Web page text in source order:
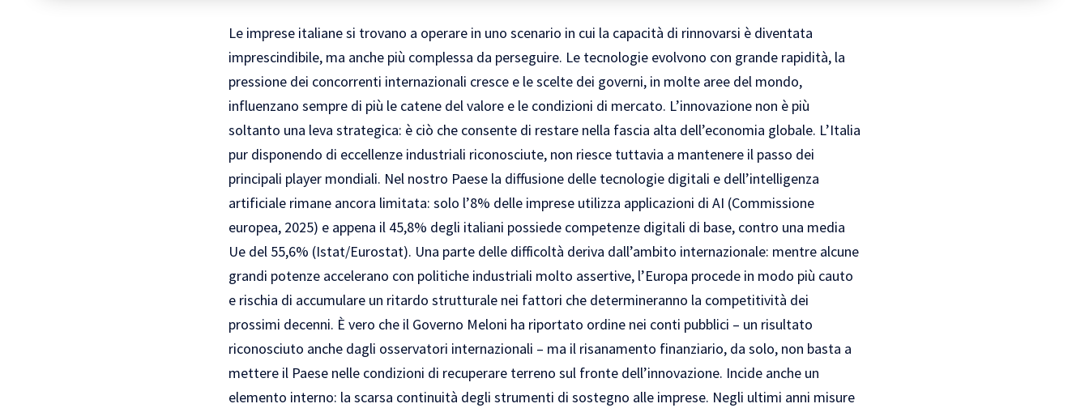
Le imprese italiane si trovano a operare in uno scenario in cui la capacità di rinnovarsi è diventata
imprescindibile, ma anche più complessa da perseguire. Le tecnologie evolvono con grande rapidità, la
pressione dei concorrenti internazionali cresce e le scelte dei governi, in molte aree del mondo,
influenzano sempre di più le catene del valore e le condizioni di mercato. L’innovazione non è più
soltanto una leva strategica: è ciò che consente di restare nella fascia alta dell’economia globale. L’Italia
pur disponendo di eccellenze industriali riconosciute, non riesce tuttavia a mantenere il passo dei
principali player mondiali. Nel nostro Paese la diffusione delle tecnologie digitali e dell’intelligenza
artificiale rimane ancora limitata: solo l’8% delle imprese utilizza applicazioni di AI (Commissione
europea, 2025) e appena il 45,8% degli italiani possiede competenze digitali di base, contro una media
Ue del 55,6% (Istat/Eurostat). Una parte delle difficoltà deriva dall’ambito internazionale: mentre alcune
grandi potenze accelerano con politiche industriali molto assertive, l’Europa procede in modo più cauto
e rischia di accumulare un ritardo strutturale nei fattori che determineranno la competitività dei
prossimi decenni. È vero che il Governo Meloni ha riportato ordine nei conti pubblici – un risultato
riconosciuto anche dagli osservatori internazionali – ma il risanamento finanziario, da solo, non basta a
mettere il Paese nelle condizioni di recuperare terreno sul fronte dell’innovazione. Incide anche un
elemento interno: la scarsa continuità degli strumenti di sostegno alle imprese. Negli ultimi anni misure